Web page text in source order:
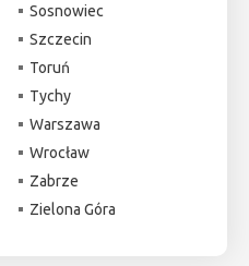
Sosnowiec
Szczecin
Toruń
Tychy
Warszawa
Wrocław
Zabrze
Zielona Góra